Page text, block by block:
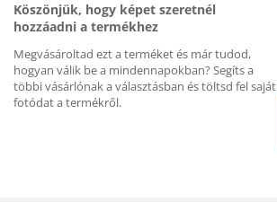
Köszönjük, hogy képet szeretnél
hozzáadni a termékhez
Megvásároltad ezt a terméket és már tudod,
hogyan válik be a mindennapokban? Segíts a
többi vásárlónak a választásban és töltsd fel saját
fotódat a termékről.